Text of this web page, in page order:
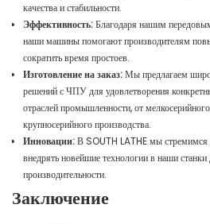
качества и стабильности.
Эффективность:Благодаря нашим
наши машины помогают производителям
сократить время простоев.
Изготовление на заказ:Мы предлагаем
решений с ЧПУ для удовлетворения
отраслей промышленности, от
крупносерийного производства.
Инновации:В SOUTH LATHE мы стремимся
внедрять новейшие технологии в наши
производительности.
Заключение